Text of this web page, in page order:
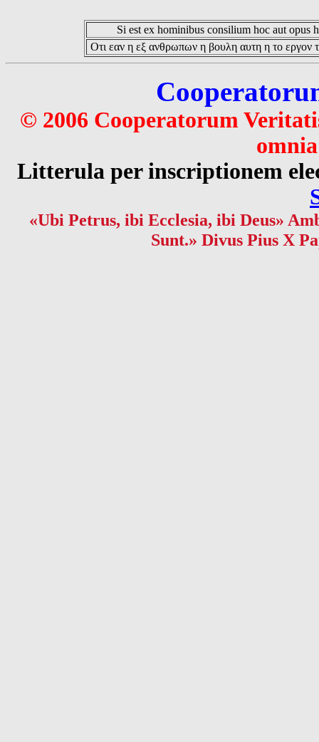
Si est ex hominibus consilium hoc aut opus
Οτι εαν η εξ ανθρωπων η βουλη αυτη η το εργον
© 2006 Cooperatorum
Litterula per inscriptionem
«Ubi Petrus, ibi Ecclesia, ibi Deus»
Sunt.» Divus Pius X